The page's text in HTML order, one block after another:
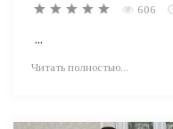
606
...
Читать полностью...